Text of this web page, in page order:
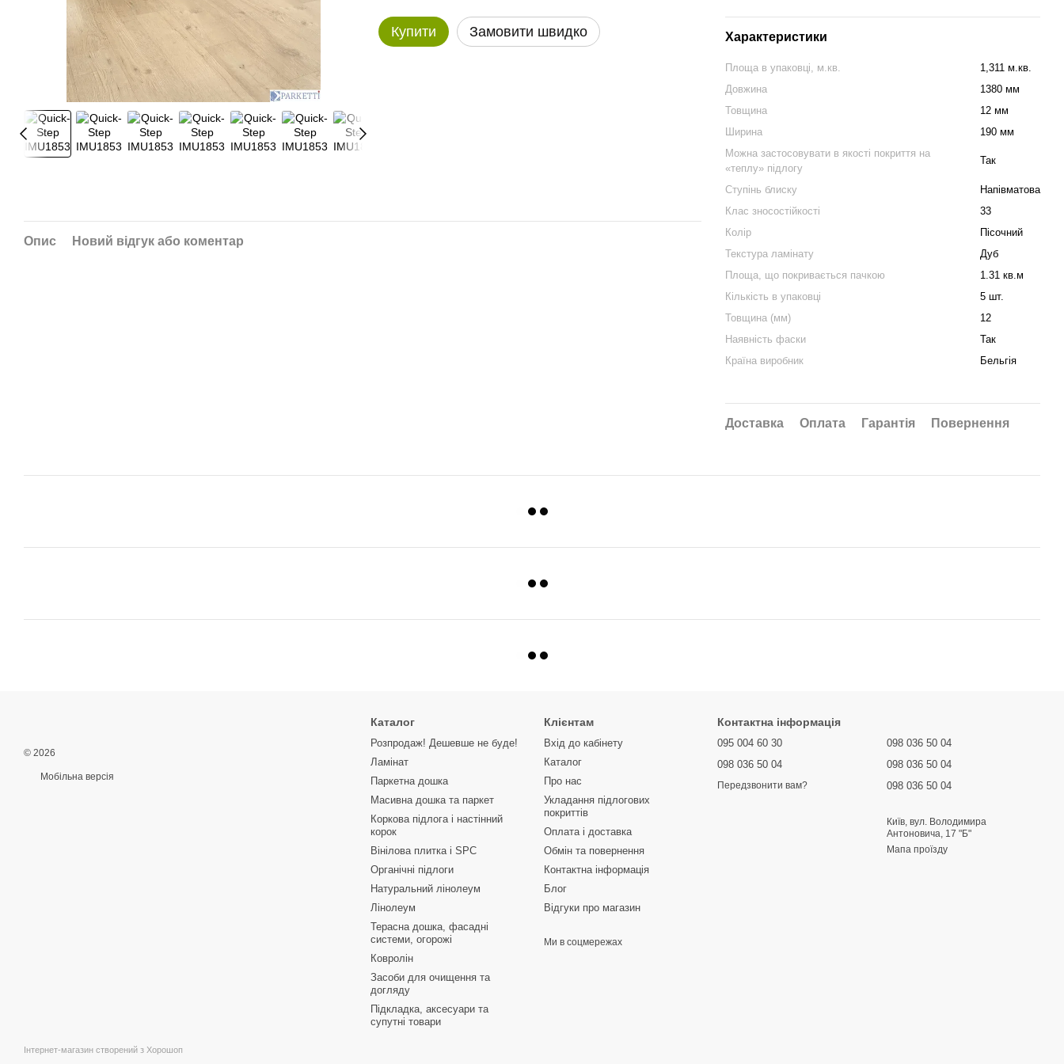
Купити Замовити швидко Характеристики
Площа в упаковці, м.кв.
1,311 м.кв.
Довжина
1380 мм
Товщина
12 мм
Ширина
190 мм
Можна застосовувати в якості покриття на
«теплу» підлогу
Так
Ступінь блиску
Напівматова
Клас зносостійкості
33
Колір
Пісочний
Текстура ламінату
Дуб
Площа, що покривається пачкою
1.31 кв.м
Кількість в упаковці
5 шт.
Товщина (мм)
12
Наявність фаски
Так
Країна виробник
Бельгія
Доставка Оплата Гарантія Повернення
Опис Новий відгук або коментар
© 2026
Мобільна версія
Інтернет-магазин створений з Хорошоп
Каталог
Розпродаж! Дешевше не буде!
Ламінат
Паркетна дошка
Масивна дошка та паркет
Коркова підлога і настінний
корок
Вінілова плитка і SPC
Органічні підлоги
Натуральний лінолеум
Лінолеум
Терасна дошка, фасадні
системи, огорожі
Ковролін
Засоби для очищення та
догляду
Підкладка, аксесуари та
супутні товари
Клієнтам
Вхід до кабінету
Каталог
Про нас
Укладання підлогових
покриттів
Оплата і доставка
Обмін та повернення
Контактна інформація
Блог
Відгуки про магазин
Ми в соцмережах
Контактна інформація
095 004 60 30
098 036 50 04
Передзвонити вам?
098 036 50 04
098 036 50 04
098 036 50 04
Київ, вул. Володимира
Антоновича, 17 "Б"
Мапа проїзду